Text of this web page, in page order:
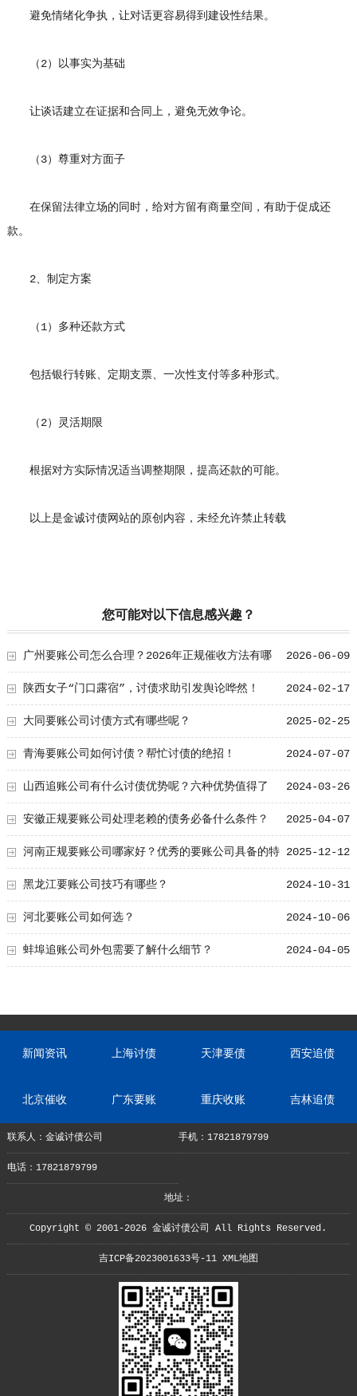
避免情绪化争执，让对话更容易得到建设性结果。
（2）以事实为基础
让谈话建立在证据和合同上，避免无效争论。
（3）尊重对方面子
在保留法律立场的同时，给对方留有商量空间，有助于促成还
款。
2、制定方案
（1）多种还款方式
包括银行转账、定期支票、一次性支付等多种形式。
（2）灵活期限
根据对方实际情况适当调整期限，提高还款的可能。
以上是金诚讨债网站的原创内容，未经允许禁止转载
您可能对以下信息感兴趣？
2026-06-09
广州要账公司怎么合理？2026年正规催收方法有哪
些！ 2024-02-17
陕西女子“门口露宿”，讨债求助引发舆论哗然！
2025-02-25
大同要账公司讨债方式有哪些呢？
2024-07-07
青海要账公司如何讨债？帮忙讨债的绝招！
2024-03-26
山西追账公司有什么讨债优势呢？六种优势值得了
解！ 2025-04-07
安徽正规要账公司处理老赖的债务必备什么条件？
2025-12-12
河南正规要账公司哪家好？优秀的要账公司具备的特
点 2024-10-31
黑龙江要账公司技巧有哪些？
2024-10-06
河北要账公司如何选？
2024-04-05
蚌埠追账公司外包需要了解什么细节？
新闻资讯 上海讨债 天津要债 西安追债
北京催收 广东要账 重庆收账 吉林追债
联系人：金诚讨债公司 手机：17821879799
电话：17821879799
地址：
Copyright © 2001-2026 金诚讨债公司 All Rights Reserved.
吉ICP备2023001633号-11 XML地图